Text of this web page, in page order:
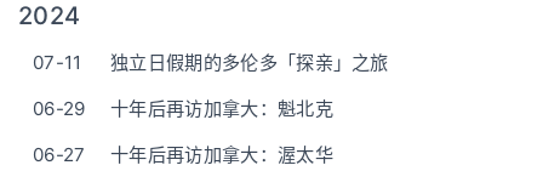
2024
07-11
独立日假期的多伦多「探亲」之旅
06-29
十年后再访加拿大：魁北克
06-27
十年后再访加拿大：渥太华